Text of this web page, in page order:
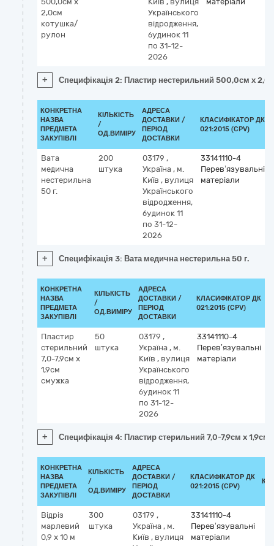
2,0см
котушка/
рулон
Українського
відродження,
будинок 11
по 31-12-
2026
+ Специфікація 2: Пластир нестерильний 500,0см x
КОНКРЕТНА
НАЗВА
ПРЕДМЕТА
ЗАКУПІВЛІ
КІЛЬКІСТЬ
/
ОД.ВИМІРУ
АДРЕСА
ДОСТАВКИ /
ПЕРІОД
ДОСТАВКИ
КЛАСИФІКАТОР ДК
021:2015 (CPV)
Вата
медична
нестерильна
50 г.
200
штука
03179 ,
Україна , м.
Київ , вулиця
Українського
відродження,
будинок 11
по 31-12-
2026
33141110-4
Перев’язувальні
матеріали
+ Специфікація 3: Вата медична нестерильна 50 г.
КОНКРЕТНА
НАЗВА
ПРЕДМЕТА
ЗАКУПІВЛІ
КІЛЬКІСТЬ
/
ОД.ВИМІРУ
АДРЕСА
ДОСТАВКИ /
ПЕРІОД
ДОСТАВКИ
КЛАСИФІКАТОР ДК
021:2015 (CPV)
Пластир
стерильний
7,0-7,9см x
1,9см
смужка
50
штука
03179 ,
Україна , м.
Київ , вулиця
Українського
відродження,
будинок 11
по 31-12-
2026
33141110-4
Перев’язувальні
матеріали
+ Специфікація 4: Пластир стерильний 7,0-7,9см x 1,9см
КОНКРЕТНА
НАЗВА
ПРЕДМЕТА
ЗАКУПІВЛІ
КІЛЬКІСТЬ
/
ОД.ВИМІРУ
АДРЕСА
ДОСТАВКИ /
ПЕРІОД
ДОСТАВКИ
КЛАСИФІКАТОР ДК
021:2015 (CPV)
Відріз
марлевий
0,9 x 10 м
300
штука
03179 ,
Україна , м.
Київ , вулиця
33141110-4
Перев’язувальні
матеріали